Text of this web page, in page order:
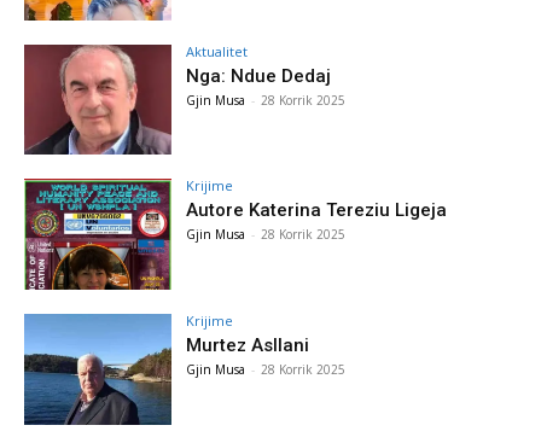
Aktualitet
Nga: Ndue Dedaj
Gjin Musa - 28 Korrik 2025
Krijime
Autore Katerina Tereziu Ligeja
Gjin Musa - 28 Korrik 2025
Krijime
Murtez Asllani
Gjin Musa - 28 Korrik 2025